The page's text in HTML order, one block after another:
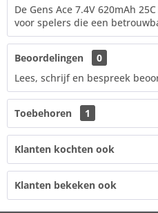
De Gens Ace 7.4V 620mAh
voor spelers die een
Beoordelingen
0
Lees, schrijf en bespreek
Toebehoren 1
Klanten kochten ook
Klanten bekeken ook